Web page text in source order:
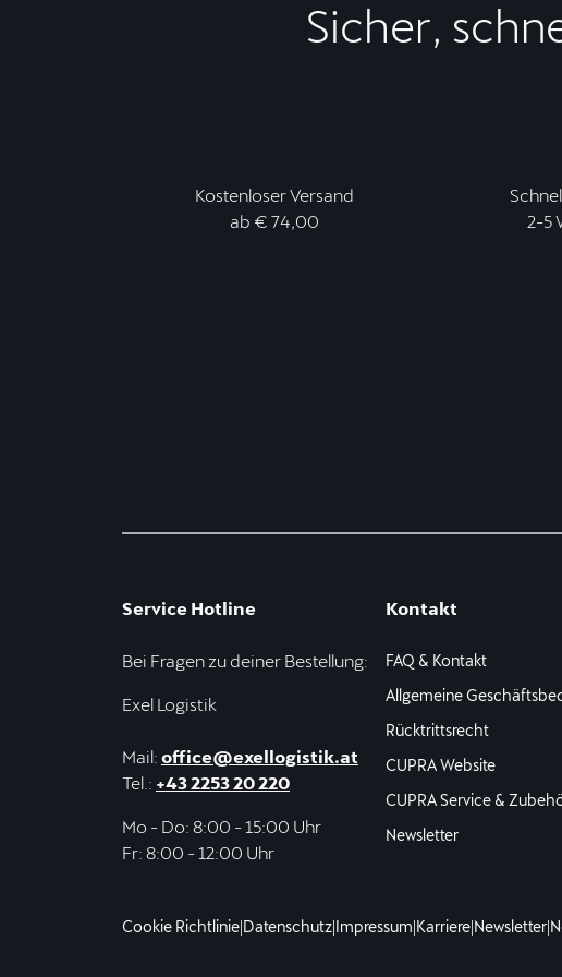
Sicher,
Kostenloser Versand
ab € 74,00
2-5
Service Hotline
Bei Fragen zu deiner Bestellung:
Exel Logistik
Mail: office@exellogistik.at
Tel.: +43 2253 20 220
Mo - Do: 8:00 - 15:00 Uhr
Fr: 8:00 - 12:00 Uhr
Kontakt
FAQ & Kontakt
Allgemeine
Rücktrittsrecht
CUPRA Website
CUPRA Service &
Newsletter
Cookie Richtlinie|Datenschutz|Impressum|Karriere|Newsletter|